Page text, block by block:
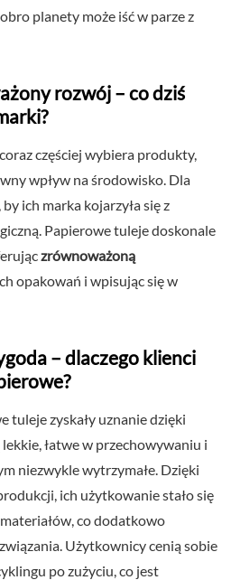
planety może iść w parze z
rozwój – co dziś
częściej wybiera produkty,
wpływ na środowisko. Dla
ich marka kojarzyła się z
Papierowe tuleje doskonale
zrównoważoną
opakowań i wpisując się w
– dlaczego klienci
tuleje zyskały uznanie dzięki
łatwe w przechowywaniu i
niezwykle wytrzymałe. Dzięki
ich użytkowanie stało się
co dodatkowo
Użytkownicy cenią sobie
po zużyciu, co jest